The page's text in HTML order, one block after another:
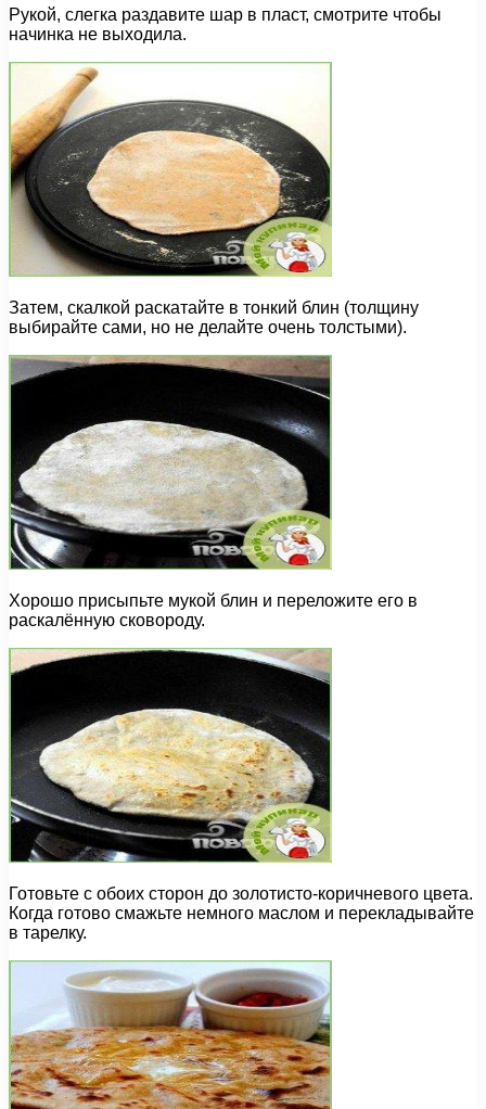
Рукой, слегка раздавите шар в пласт, смотрите чтобы
начинка не выходила.
Затем, скалкой раскатайте в тонкий блин (толщину
выбирайте сами, но не делайте очень толстыми).
Хорошо присыпьте мукой блин и переложите его в
раскалённую сковороду.
Готовьте с обоих сторон до золотисто-коричневого цвета.
Когда готово смажьте немного маслом и перекладывайте
в тарелку.